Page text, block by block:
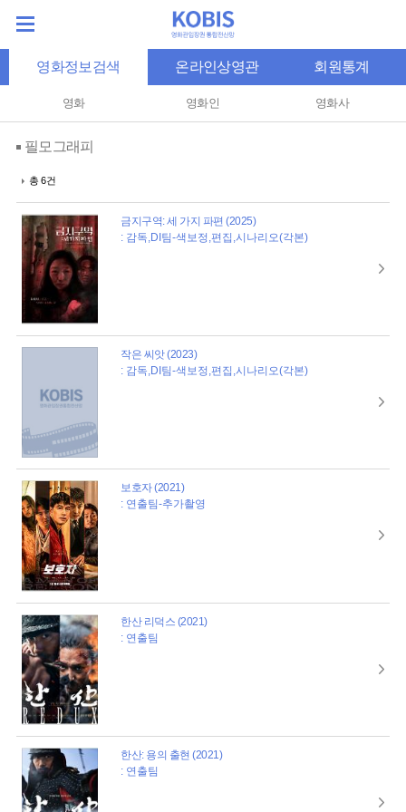
영화정보검색 온라인상영관 회원통계
영화 영화인 영화사
필모그래피
총 6건
금지구역: 세 가지 파편 (2025)
: 감독,DI팀-색보정,편집,시나리오(각본)
작은 씨앗 (2023)
: 감독,DI팀-색보정,편집,시나리오(각본)
보호자 (2021)
: 연출팀-추가촬영
한산 리덕스 (2021)
: 연출팀
한산: 용의 출현 (2021)
: 연출팀